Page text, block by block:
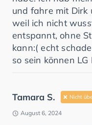
und fahre mit Dirk
weil ich nicht
entspannt, ohne
kann:( echt
so sein können LG
Tamara S. Nicht
August 6, 2024